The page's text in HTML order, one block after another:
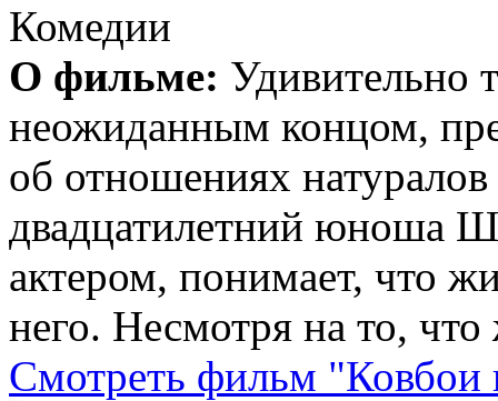
Комедии
О фильме: Удивительно
неожиданным концом,
об отношениях
двадцатилетний юноша
актером, понимает, что
него. Несмотря на то,
Смотреть фильм "Ковбои